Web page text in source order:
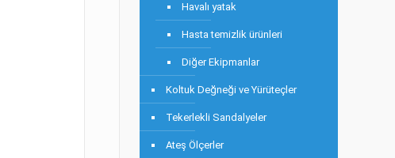
Havalı yatak
Hasta temizlik ürünleri
Diğer Ekipmanlar
Koltuk Değneği ve Yürüteçler
Tekerlekli Sandalyeler
Ateş Ölçerler